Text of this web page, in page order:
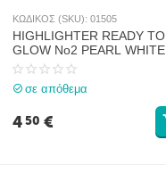
ΚΩΔΙΚΟΣ (SKU): 01505
HIGHLIGHTER READY TO
GLOW No2 PEARL WHITE 9gr
FMU
σε απόθεμα
450 €